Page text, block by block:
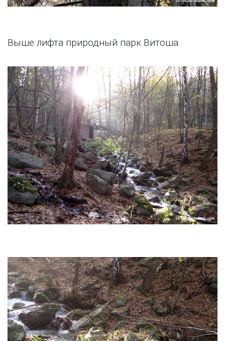
Выше лифта природный парк Витоша.